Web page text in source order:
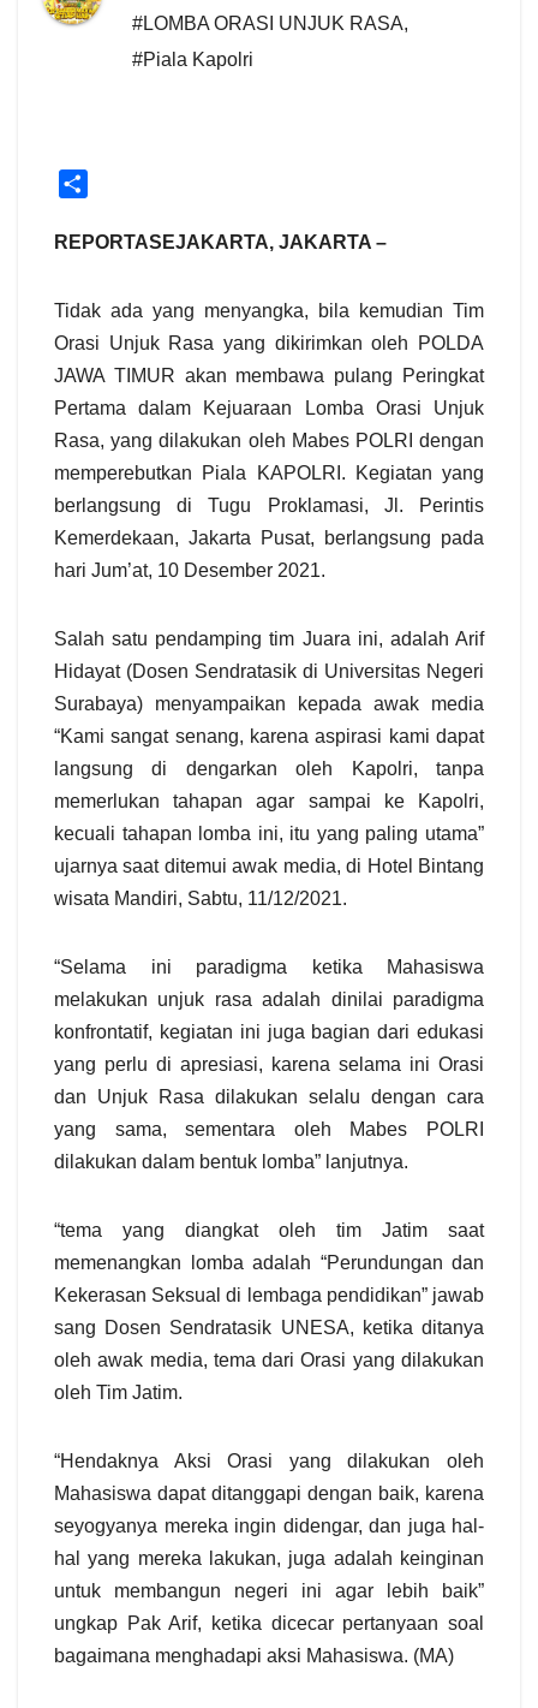
#LOMBA ORASI UNJUK RASA,
#Piala Kapolri
a
e
REPORTASEJAKARTA, JAKARTA –
Tidak ada yang menyangka, bila kemudian Tim
Orasi Unjuk Rasa yang dikirimkan oleh POLDA
JAWA TIMUR akan membawa pulang Peringkat
Pertama dalam Kejuaraan Lomba Orasi Unjuk
Rasa, yang dilakukan oleh Mabes POLRI dengan
memperebutkan Piala KAPOLRI. Kegiatan yang
berlangsung di Tugu Proklamasi, Jl. Perintis
Kemerdekaan, Jakarta Pusat, berlangsung pada
hari Jum’at, 10 Desember 2021.
Salah satu pendamping tim Juara ini, adalah Arif
Hidayat (Dosen Sendratasik di Universitas Negeri
Surabaya) menyampaikan kepada awak media
“Kami sangat senang, karena aspirasi kami dapat
langsung di dengarkan oleh Kapolri, tanpa
memerlukan tahapan agar sampai ke Kapolri,
kecuali tahapan lomba ini, itu yang paling utama”
ujarnya saat ditemui awak media, di Hotel Bintang
wisata Mandiri, Sabtu, 11/12/2021.
“Selama ini paradigma ketika Mahasiswa
melakukan unjuk rasa adalah dinilai paradigma
konfrontatif, kegiatan ini juga bagian dari edukasi
yang perlu di apresiasi, karena selama ini Orasi
dan Unjuk Rasa dilakukan selalu dengan cara
yang sama, sementara oleh Mabes POLRI
dilakukan dalam bentuk lomba” lanjutnya.
“tema yang diangkat oleh tim Jatim saat
memenangkan lomba adalah “Perundungan dan
Kekerasan Seksual di lembaga pendidikan” jawab
sang Dosen Sendratasik UNESA, ketika ditanya
oleh awak media, tema dari Orasi yang dilakukan
oleh Tim Jatim.
“Hendaknya Aksi Orasi yang dilakukan oleh
Mahasiswa dapat ditanggapi dengan baik, karena
seyogyanya mereka ingin didengar, dan juga hal-
hal yang mereka lakukan, juga adalah keinginan
untuk membangun negeri ini agar lebih baik”
ungkap Pak Arif, ketika dicecar pertanyaan soal
bagaimana menghadapi aksi Mahasiswa. (MA)